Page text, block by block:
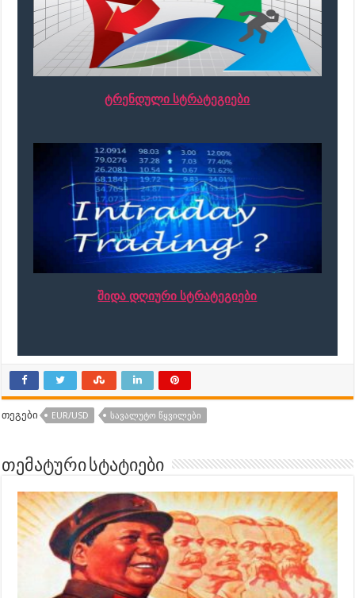
ტრენდული სტრატეგიები
შიდა დღიური სტრატეგიები
თეგები EUR/USD ᲡᲐᲕᲐᲚᲣᲢᲝ ᲬᲧᲕᲘᲚᲔᲑᲘ
თემატური სტატიები